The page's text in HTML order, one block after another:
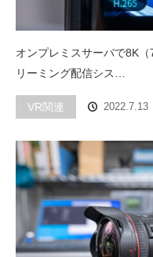
オンプレミスサーバで8K
リーミング配信シス…
VR関連 2022.7.13